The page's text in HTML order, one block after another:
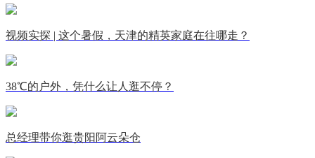
视频实探 | 这个暑假，天津的精英家庭在往哪走？
38℃的户外，凭什么让人逛不停？
总经理带你逛贵阳阿云朵仓